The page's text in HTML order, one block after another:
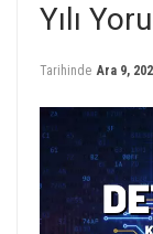
Yılı
Tarihinde Ara 9,